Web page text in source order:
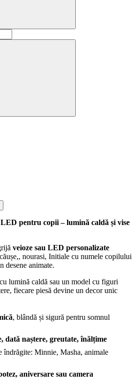
pentru copii – lumină caldă și vise
veioze sau LED personalizate
nourasi, Initiale cu numele copilului
desene animate.
lumină caldă sau un model cu figuri
fiecare piesă devine un decor unic
, blândă și sigură pentru somnul
dată naștere, greutate, înălțime
Minnie, Masha, animale
aniversare sau camera